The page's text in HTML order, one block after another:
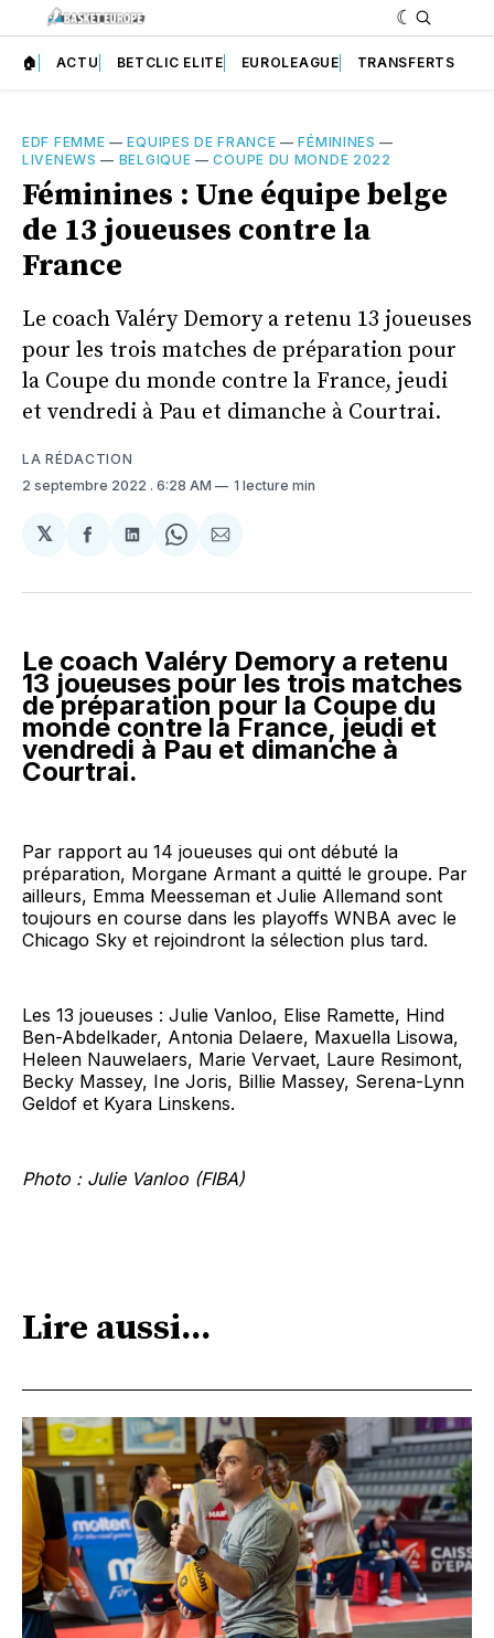
🏠 ACTU BETCLIC ELITE EUROLEAGUE TRANSFERTS
EDF FEMME —EQUIPES DE FRANCE —FÉMININES —
LIVENEWS — BELGIQUE —COUPE DU MONDE 2022
Féminines : Une équipe belge
de 13 joueuses contre la
France
Le coach Valéry Demory a retenu 13 joueuses
pour les trois matches de préparation pour
la Coupe du monde contre la France, jeudi
et vendredi à Pau et dimanche à Courtrai.
LA RÉDACTION
2 septembre 2022 . 6:28 AM 1 lecture min
𝕏
Partager
Facebook
Partager
LinkedIn
Share
WhatsApp
Partager
Courriel
Le coach Valéry Demory a retenu
13 joueuses pour les trois matches
de préparation pour la Coupe du
monde contre la France, jeudi et
vendredi à Pau et dimanche à
Courtrai.
Par rapport au 14 joueuses qui ont débuté la
préparation, Morgane Armant a quitté le groupe. Par
ailleurs, Emma Meesseman et Julie Allemand sont
toujours en course dans les playoffs WNBA avec le
Chicago Sky et rejoindront la sélection plus tard.
Les 13 joueuses : Julie Vanloo, Elise Ramette, Hind
Ben-Abdelkader, Antonia Delaere, Maxuella Lisowa,
Heleen Nauwelaers, Marie Vervaet, Laure Resimont,
Becky Massey, Ine Joris, Billie Massey, Serena-Lynn
Geldof et Kyara Linskens.
Photo : Julie Vanloo (FIBA)
Lire aussi...